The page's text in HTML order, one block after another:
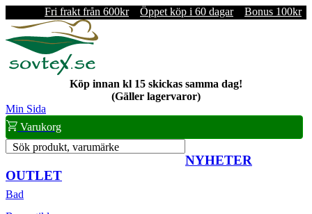
Fri frakt från 600kr Öppet köp i 60 dagar Bonus 100kr
Köp innan kl 15 skickas samma dag!
(Gäller lagervaror)
Min Sida
Varukorg
Sök produkt, varumärke
NYHETER
OUTLET
Bad